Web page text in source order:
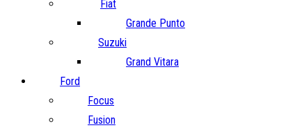
Fiat
Grande Punto
Suzuki
Grand Vitara
Ford
Focus
Fusion